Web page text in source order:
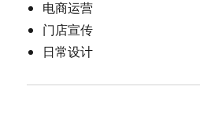
电商运营
门店宣传
日常设计